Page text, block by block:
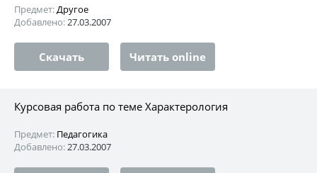
Предмет:Другое
Добавлено:27.03.2007
Скачать Читать online
Курсовая работа по теме Характерология
Предмет: Педагогика
Добавлено:27.03.2007